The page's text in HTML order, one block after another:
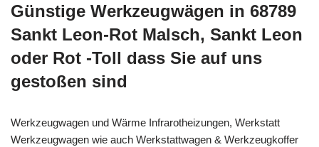
Günstige Werkzeugwägen in 68789
Sankt Leon-Rot Malsch, Sankt Leon
oder Rot -Toll dass Sie auf uns
gestoßen sind
Werkzeugwagen und Wärme Infrarotheizungen, Werkstatt
Werkzeugwagen wie auch Werkstattwagen & Werkzeugkoffer